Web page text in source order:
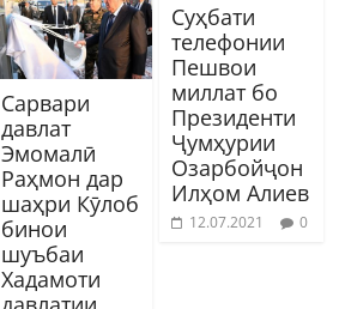
Сарвари
давлат
Эмомалӣ
Раҳмон дар
шаҳри Кӯлоб
бинои
шуъбаи
Хадамоти
Суҳбати
телефонии
Пешвои
миллат бо
Президенти
Ҷумҳурии
Озарбойҷон
Илҳом Алиев
12.07.2021 0